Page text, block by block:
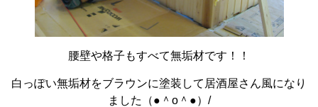
腰壁や格子もすべて無垢材です！！
白っぽい無垢材をブラウンに塗装して居酒屋さん風になり
ました（●＾o＾●）/